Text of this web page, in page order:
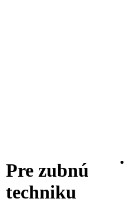
Pre zubnú
techniku